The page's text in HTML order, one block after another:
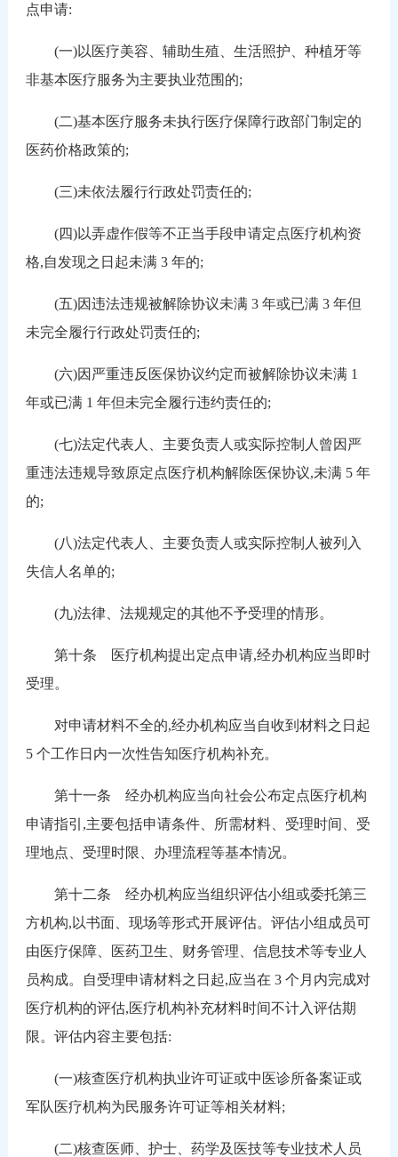
点申请:
(一)以医疗美容、辅助生殖、生活照护、种植牙等
非基本医疗服务为主要执业范围的;
(二)基本医疗服务未执行医疗保障行政部门制定的
医药价格政策的;
(三)未依法履行行政处罚责任的;
(四)以弄虚作假等不正当手段申请定点医疗机构资
格,自发现之日起未满 3 年的;
(五)因违法违规被解除协议未满 3 年或已满 3 年但
未完全履行行政处罚责任的;
(六)因严重违反医保协议约定而被解除协议未满 1
年或已满 1 年但未完全履行违约责任的;
(七)法定代表人、主要负责人或实际控制人曾因严
重违法违规导致原定点医疗机构解除医保协议,未满 5 年
的;
(八)法定代表人、主要负责人或实际控制人被列入
失信人名单的;
(九)法律、法规规定的其他不予受理的情形。
第十条 医疗机构提出定点申请,经办机构应当即时
受理。
对申请材料不全的,经办机构应当自收到材料之日起
5 个工作日内一次性告知医疗机构补充。
第十一条 经办机构应当向社会公布定点医疗机构
申请指引,主要包括申请条件、所需材料、受理时间、受
理地点、受理时限、办理流程等基本情况。
第十二条 经办机构应当组织评估小组或委托第三
方机构,以书面、现场等形式开展评估。评估小组成员可
由医疗保障、医药卫生、财务管理、信息技术等专业人
员构成。自受理申请材料之日起,应当在 3 个月内完成对
医疗机构的评估,医疗机构补充材料时间不计入评估期
限。评估内容主要包括:
(一)核查医疗机构执业许可证或中医诊所备案证或
军队医疗机构为民服务许可证等相关材料;
(二)核查医师、护士、药学及医技等专业技术人员